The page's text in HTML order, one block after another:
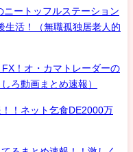
ートッフルステーション
生活！（無職孤独居老人的
！オ・カマトレーダーの
ろ動画まとめ速報）
！ネット乞食DE2000万